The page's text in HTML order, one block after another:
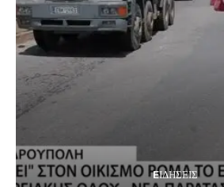
EΙΔΗΣΕΙΣ